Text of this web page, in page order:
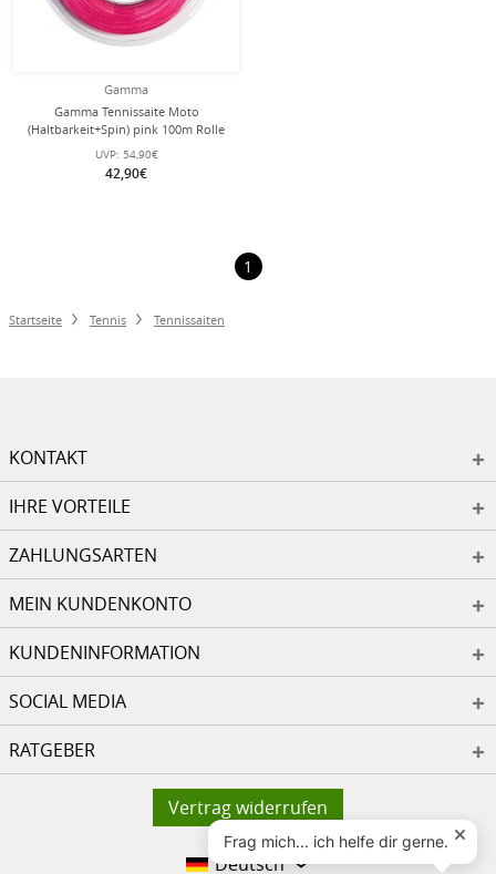
Gamma
Gamma Tennissaite Moto
(Haltbarkeit+Spin) pink 100m Rolle
UVP: 54,90€
42,90€
1
Startseite Tennis Tennissaiten
KONTAKT
IHRE VORTEILE
ZAHLUNGSARTEN
MEIN KUNDENKONTO
KUNDENINFORMATION
SOCIAL MEDIA
RATGEBER
Vertrag widerrufen
Deutsch